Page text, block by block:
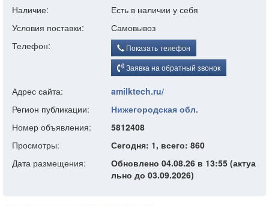
Наличие:
Есть в наличии у себя
Условия поставки:
Самовывоз
Телефон:
Показать телефон
Заявка на обратный звонок
Адрес сайта:
amilktech.ru/
Регион публикации:
Нижегородская обл.
Номер объявления:
5812408
Просмотры:
Сегодня: 1, всего: 860
Дата размещения:
Обновлено 04.08.26 в 13:55 (актуа
льно до 03.09.2026)